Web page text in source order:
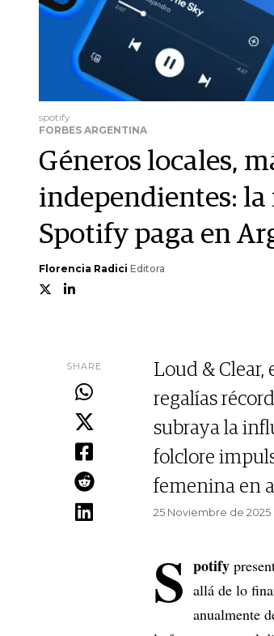
spotify
FORBES ARGENTINA
Géneros locales,
independientes: la
Spotify paga en
Florencia Radici Editora
SHARE
Loud & Clear,
regalías
subraya la
folclore
femenina en
25 Noviembre de 2025
S potify
allá de lo
anualmente